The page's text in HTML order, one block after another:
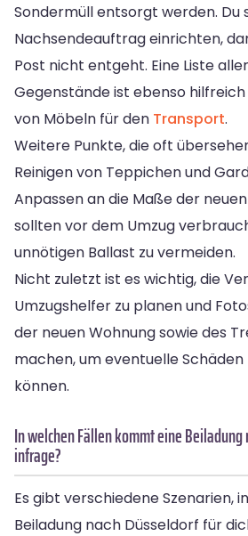
Sondermüll entsorgt werden. Du
Nachsendeauftrag einrichten,
Post nicht entgeht. Eine Liste
Gegenstände ist ebenso hilfreich
von Möbeln für den Transport.
Weitere Punkte, die oft
Reinigen von Teppichen und
Anpassen an die Maße der
sollten vor dem Umzug
unnötigen Ballast zu vermeiden.
Nicht zuletzt ist es wichtig, die
Umzugshelfer zu planen und
der neuen Wohnung sowie des
machen, um eventuelle Schäden
können.
In welchen Fällen kommt eine
infrage?
Es gibt verschiedene Szenarien,
Beiladung nach Düsseldorf für